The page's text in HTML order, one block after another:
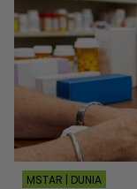
MSTAR | DUNIA